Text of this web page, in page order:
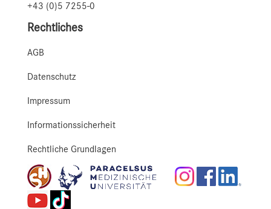
+43 (0)5 7255-0
Rechtliches
AGB
Datenschutz
Impressum
Informationssicherheit
Rechtliche Grundlagen